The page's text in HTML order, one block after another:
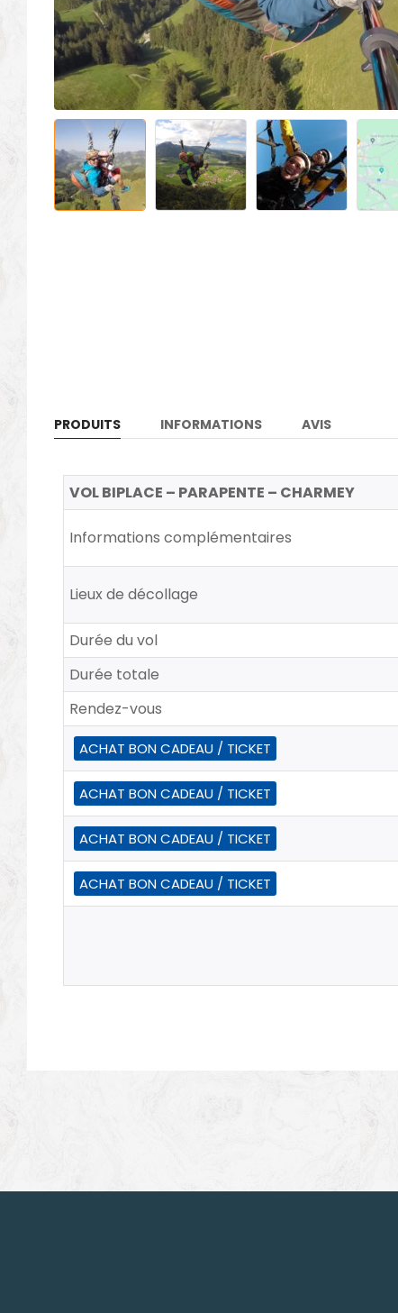
PRODUITS INFORMATIONS AVIS
VOL BIPLACE – PARAPENTE – CHARMEY
Informations complémentaires
Lieux de décollage
Durée du vol
Durée totale
Rendez-vous
ACHAT BON CADEAU / TICKET
ACHAT BON CADEAU / TICKET
ACHAT BON CADEAU / TICKET
ACHAT BON CADEAU / TICKET